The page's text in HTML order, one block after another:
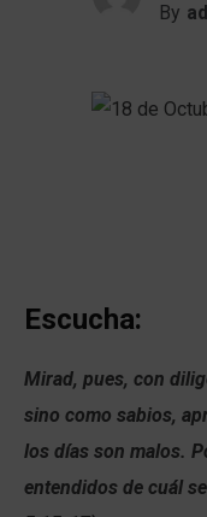
By
Escucha:
Mirad, pues, con
sino como sabios,
los días son malos.
entendidos de cuál